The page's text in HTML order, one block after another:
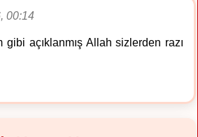
00:14
açıklanmış Allah sizlerden razı